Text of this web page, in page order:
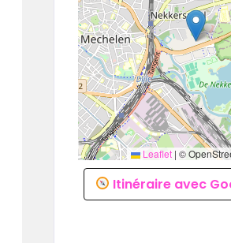
Leaflet | ©
Itinéraire avec